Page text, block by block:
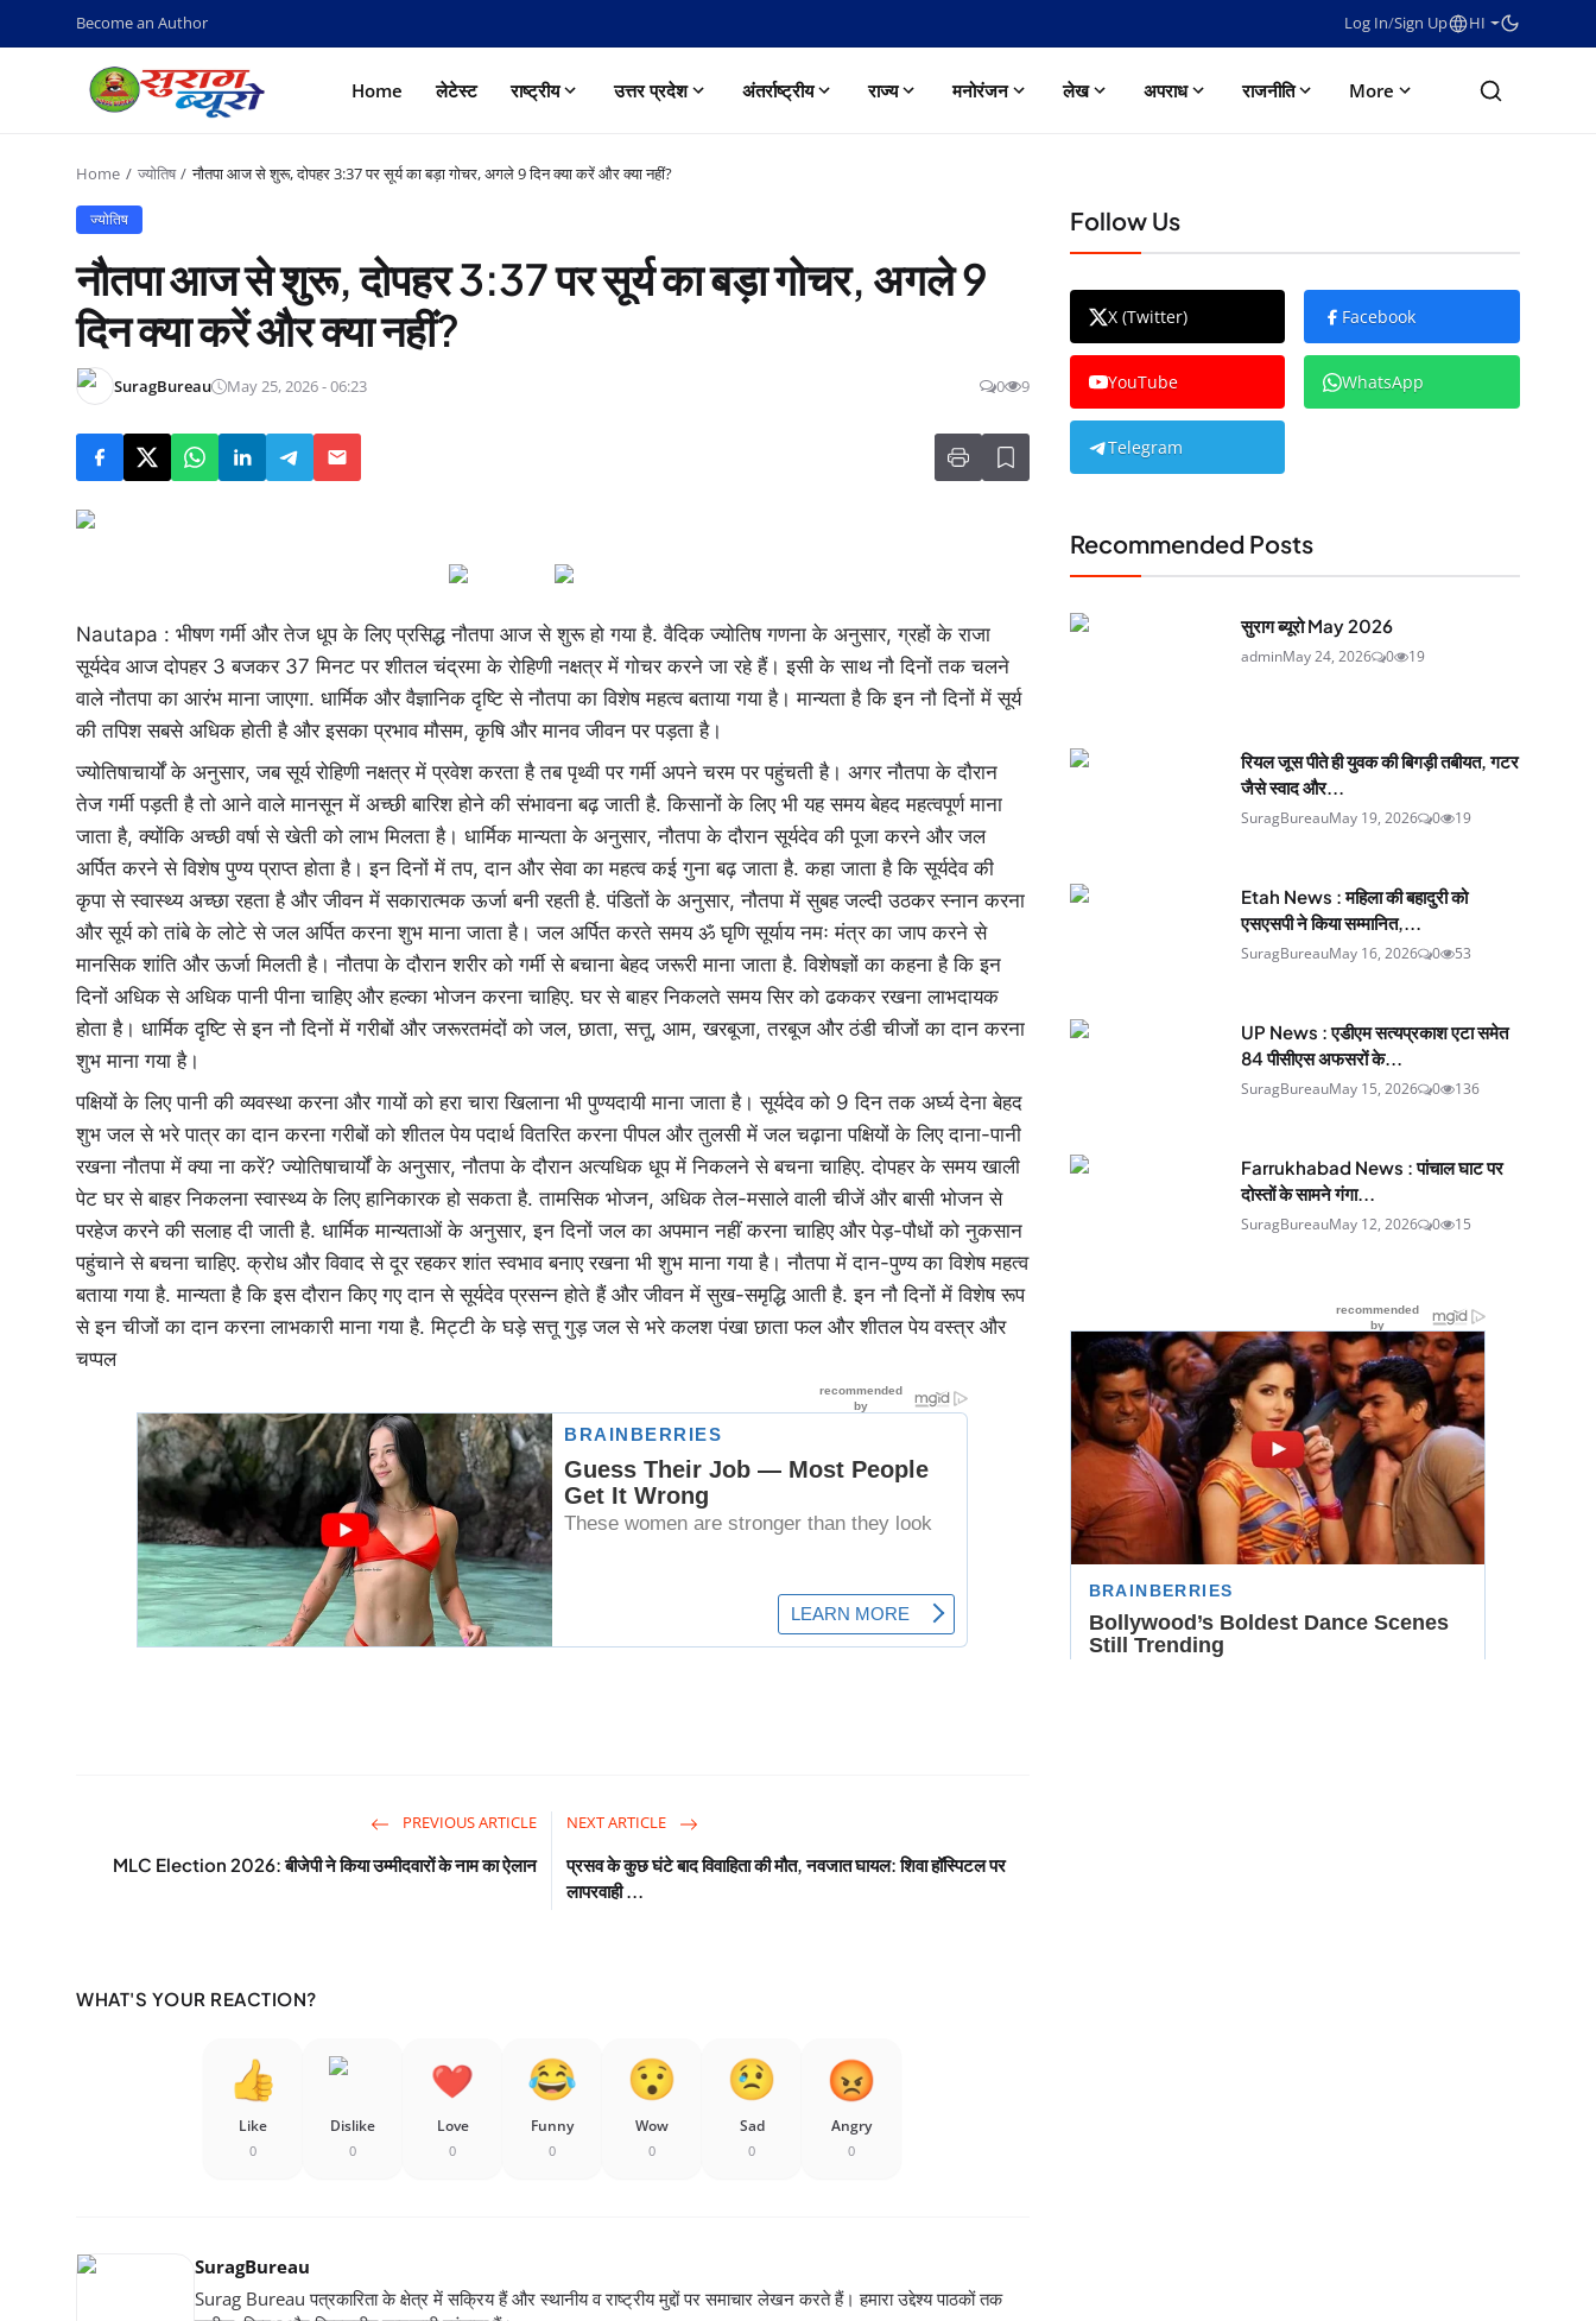
Become an Author Log In/Sign Up HI
Home लेटेस्ट राष्ट्रीय उत्तर प्रदेश अंतर्राष्ट्रीय राज्य मनोरंजन लेख अपराध राजनीति More
Home ज्योतिष नौतपा आज से शुरू, दोपहर 3:37 पर सूर्य का बड़ा गोचर, अगले 9 दिन क्या करें और क्या नहीं?
ज्योतिष
नौतपा आज से शुरू, दोपहर 3:37 पर सूर्य का बड़ा गोचर, अगले 9
दिन क्या करें और क्या नहीं?
SuragBureau May 25, 2026 - 06:23 0 9
Nautapa : भीषण गर्मी और तेज धूप के लिए प्रसिद्ध नौतपा आज से शुरू हो गया है. वैदिक ज्योतिष गणना के अनुसार, ग्रहों के राजा
सूर्यदेव आज दोपहर 3 बजकर 37 मिनट पर शीतल चंद्रमा के रोहिणी नक्षत्र में गोचर करने जा रहे हैं। इसी के साथ नौ दिनों तक चलने
वाले नौतपा का आरंभ माना जाएगा. धार्मिक और वैज्ञानिक दृष्टि से नौतपा का विशेष महत्व बताया गया है। मान्यता है कि इन नौ दिनों में सूर्य
की तपिश सबसे अधिक होती है और इसका प्रभाव मौसम, कृषि और मानव जीवन पर पड़ता है।
ज्योतिषाचार्यों के अनुसार, जब सूर्य रोहिणी नक्षत्र में प्रवेश करता है तब पृथ्वी पर गर्मी अपने चरम पर पहुंचती है। अगर नौतपा के दौरान
तेज गर्मी पड़ती है तो आने वाले मानसून में अच्छी बारिश होने की संभावना बढ़ जाती है. किसानों के लिए भी यह समय बेहद महत्वपूर्ण माना
जाता है, क्योंकि अच्छी वर्षा से खेती को लाभ मिलता है। धार्मिक मान्यता के अनुसार, नौतपा के दौरान सूर्यदेव की पूजा करने और जल
अर्पित करने से विशेष पुण्य प्राप्त होता है। इन दिनों में तप, दान और सेवा का महत्व कई गुना बढ़ जाता है. कहा जाता है कि सूर्यदेव की
कृपा से स्वास्थ्य अच्छा रहता है और जीवन में सकारात्मक ऊर्जा बनी रहती है. पंडितों के अनुसार, नौतपा में सुबह जल्दी उठकर स्नान करना
और सूर्य को तांबे के लोटे से जल अर्पित करना शुभ माना जाता है। जल अर्पित करते समय ॐ घृणि सूर्याय नमः मंत्र का जाप करने से
मानसिक शांति और ऊर्जा मिलती है। नौतपा के दौरान शरीर को गर्मी से बचाना बेहद जरूरी माना जाता है. विशेषज्ञों का कहना है कि इन
दिनों अधिक से अधिक पानी पीना चाहिए और हल्का भोजन करना चाहिए. घर से बाहर निकलते समय सिर को ढककर रखना लाभदायक
होता है। धार्मिक दृष्टि से इन नौ दिनों में गरीबों और जरूरतमंदों को जल, छाता, सत्तू, आम, खरबूजा, तरबूज और ठंडी चीजों का दान करना
शुभ माना गया है।
पक्षियों के लिए पानी की व्यवस्था करना और गायों को हरा चारा खिलाना भी पुण्यदायी माना जाता है। सूर्यदेव को 9 दिन तक अर्घ्य देना बेहद
शुभ जल से भरे पात्र का दान करना गरीबों को शीतल पेय पदार्थ वितरित करना पीपल और तुलसी में जल चढ़ाना पक्षियों के लिए दाना-पानी
रखना नौतपा में क्या ना करें? ज्योतिषाचार्यों के अनुसार, नौतपा के दौरान अत्यधिक धूप में निकलने से बचना चाहिए. दोपहर के समय खाली
पेट घर से बाहर निकलना स्वास्थ्य के लिए हानिकारक हो सकता है. तामसिक भोजन, अधिक तेल-मसाले वाली चीजें और बासी भोजन से
परहेज करने की सलाह दी जाती है. धार्मिक मान्यताओं के अनुसार, इन दिनों जल का अपमान नहीं करना चाहिए और पेड़-पौधों को नुकसान
पहुंचाने से बचना चाहिए. क्रोध और विवाद से दूर रहकर शांत स्वभाव बनाए रखना भी शुभ माना गया है। नौतपा में दान-पुण्य का विशेष महत्व
बताया गया है. मान्यता है कि इस दौरान किए गए दान से सूर्यदेव प्रसन्न होते हैं और जीवन में सुख-समृद्धि आती है. इन नौ दिनों में विशेष रूप
से इन चीजों का दान करना लाभकारी माना गया है. मिट्टी के घड़े सत्तू गुड़ जल से भरे कलश पंखा छाता फल और शीतल पेय वस्त्र और
चप्पल
PREVIOUS ARTICLE
MLC Election 2026: बीजेपी ने किया उम्मीदवारों के नाम का ऐलान
NEXT ARTICLE
प्रसव के कुछ घंटे बाद विवाहिता की मौत, नवजात घायल: शिवा हॉस्पिटल पर
लापरवाही ...
WHAT'S YOUR REACTION?
Like
0
Dislike
0
Love
0
Funny
0
Wow
0
Sad
0
Angry
0
SuragBureau
Surag Bureau पत्रकारिता के क्षेत्र में सक्रिय हैं और स्थानीय व राष्ट्रीय मुद्दों पर समाचार लेखन करते हैं। हमारा उद्देश्य पाठकों तक
Follow Us
X (Twitter) Facebook
YouTube WhatsApp
Telegram
Recommended Posts
सुराग ब्यूरो May 2026
adminMay 24, 2026 0 19
रियल जूस पीते ही युवक की बिगड़ी तबीयत, गटर
जैसे स्वाद और...
SuragBureauMay 19, 2026 0 19
Etah News : महिला की बहादुरी को
एसएसपी ने किया सम्मानित,...
SuragBureauMay 16, 2026 0 53
UP News : एडीएम सत्यप्रकाश एटा समेत
84 पीसीएस अफसरों के...
SuragBureauMay 15, 2026 0 136
Farrukhabad News : पांचाल घाट पर
दोस्तों के सामने गंगा...
SuragBureauMay 12, 2026 0 15